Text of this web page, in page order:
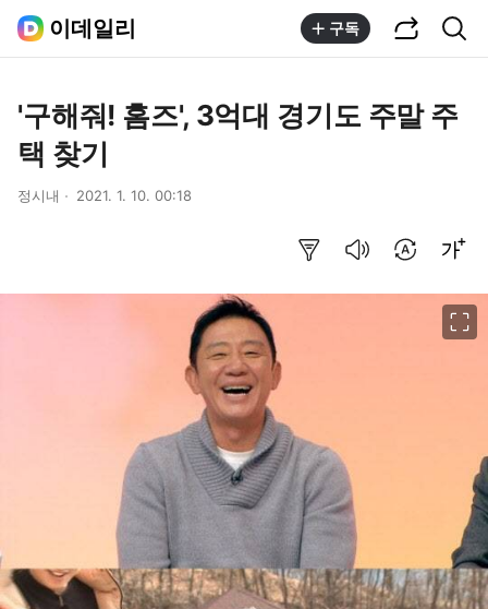
이데일리 구독
'구해줘! 홈즈', 3억대 경기도 주말 주
택 찾기
정시내 2021. 1. 10. 00:18